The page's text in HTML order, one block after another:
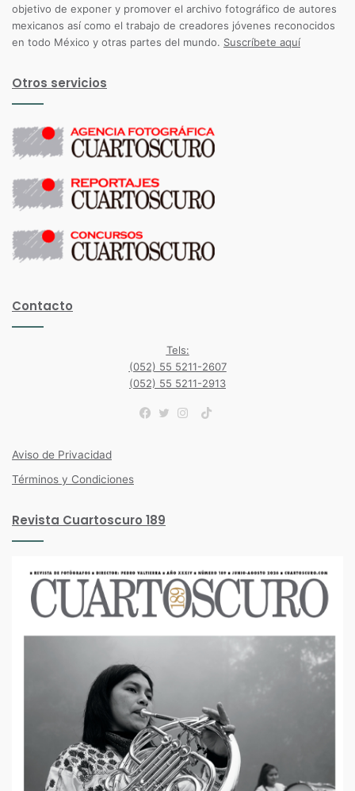
objetivo de exponer y promover el archivo fotográfico de autores
mexicanos así como el trabajo de creadores jóvenes reconocidos
en todo México y otras partes del mundo. Suscríbete aquí
Otros servicios
Contacto
Tels:
(052) 55 5211-2607
(052) 55 5211-2913
TikTok
Aviso de Privacidad
Términos y Condiciones
Revista Cuartoscuro 189